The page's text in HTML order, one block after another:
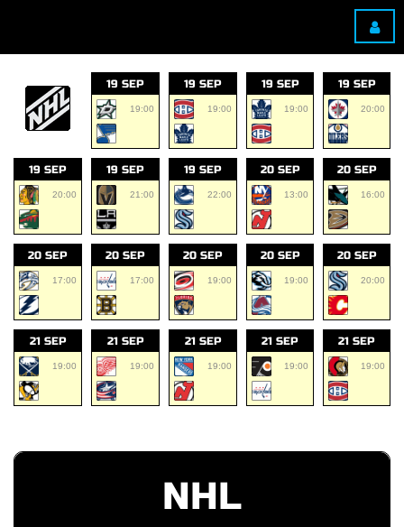
19 SEP
19:00
19 SEP
19:00
19 SEP
19:00
19 SEP
20:00
19 SEP
20:00
19 SEP
21:00
19 SEP
22:00
20 SEP
13:00
20 SEP
16:00
20 SEP
17:00
20 SEP
17:00
20 SEP
19:00
20 SEP
19:00
20 SEP
20:00
21 SEP
19:00
21 SEP
19:00
21 SEP
19:00
21 SEP
19:00
21 SEP
19:00
NHL